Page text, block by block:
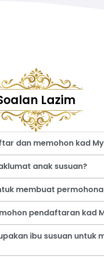
Lazim
dan memohon kad
anak susuan?
membuat
pendaftaran kad
ibu susuan